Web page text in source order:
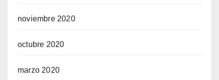
noviembre 2020
octubre 2020
marzo 2020